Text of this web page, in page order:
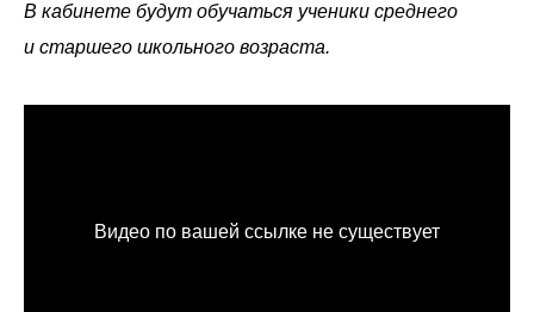
В кабинете будут обучаться ученики среднего
и старшего школьного возраста.